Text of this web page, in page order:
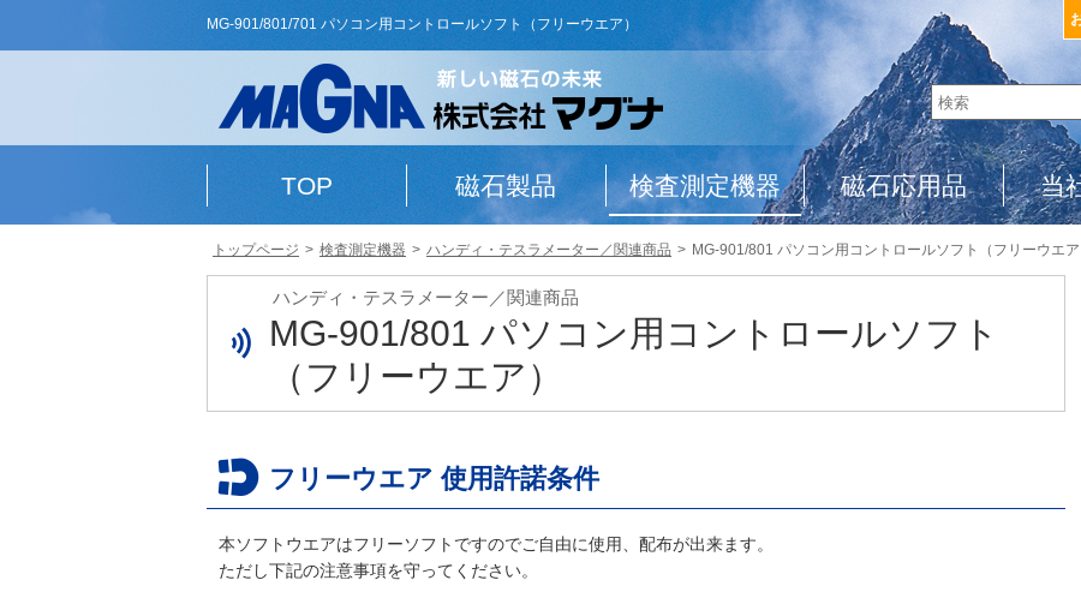
MG-901/801/701 パソコン用コントロールソフト（フリーウエア）
TOP 磁石製品 検査測定機器 磁石応用品 当
トップページ 検査測定機器 ハンディ・テスラメーター／関連商品 MG-901/801 パソコン用コントロールソフト（フリーウエア
ハンディ・テスラメーター／関連商品
MG-901/801 パソコン用コントロールソフト
（フリーウエア）
フリーウエア 使用許諾条件
本ソフトウエアはフリーソフトですのでご自由に使用、配布が出来ます。
ただし下記の注意事項を守ってください。